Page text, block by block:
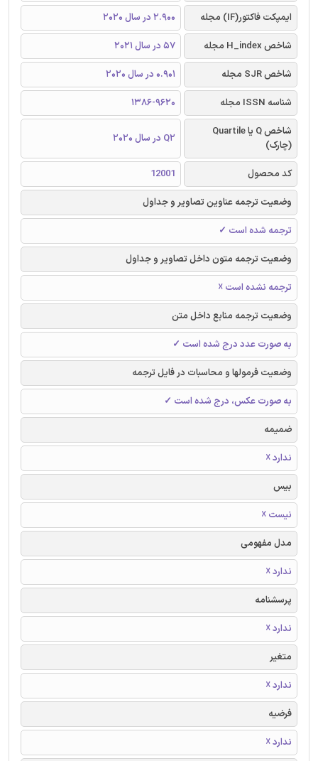
ایمپکت فاکتور(IF) مجله
2.900 در سال 2020
شاخص H_index مجله
57 در سال 2021
شاخص SJR مجله
0.901 در سال 2020
شناسه ISSN مجله
1386-9620
شاخص Q یا Quartile
(چارک)
Q2 در سال 2020
کد محصول
12001
وضعیت ترجمه عناوین تصاویر و جداول
ترجمه شده است ✓
وضعیت ترجمه متون داخل تصاویر و جداول
ترجمه نشده است ☓
وضعیت ترجمه منابع داخل متن
به صورت عدد درج شده است ✓
وضعیت فرمولها و محاسبات در فایل ترجمه
به صورت عکس، درج شده است ✓
ضمیمه
ندارد ☓
بیس
نیست ☓
مدل مفهومی
ندارد ☓
پرسشنامه
ندارد ☓
متغیر
ندارد ☓
فرضیه
ندارد ☓